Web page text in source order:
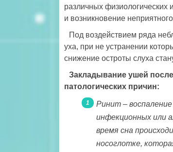
различных физиологических
и возникновение
Под воздействием ряда
уха, при не устранении
снижение остроты слуха
Закладывание ушей
патологических причин:
Ринит –
инфекционных или
время сна
носоглотке,